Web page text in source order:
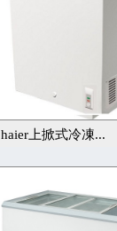
haier上掀式冷凍...